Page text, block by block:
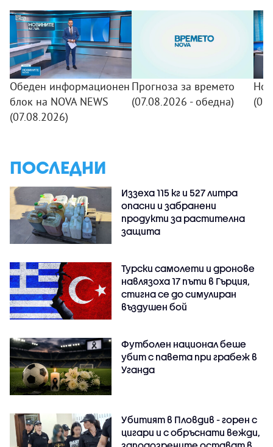
Обеден информационен
блок на NOVA NEWS
(07.08.2026)
Прогноза за времето
(07.08.2026 - обедна)
ПОСЛЕДНИ
Иззеха 115 кг и 527 литра
опасни и забранени
продукти за растителна
защита
Турски самолети и дронове
навлязоха 17 пъти в Гърция,
стигна се до симулиран
въздушен бой
Футболен национал беше
убит с павета при грабеж в
Уганда
Убитият в Пловдив - горен с
цигари и с обръснати вежди,